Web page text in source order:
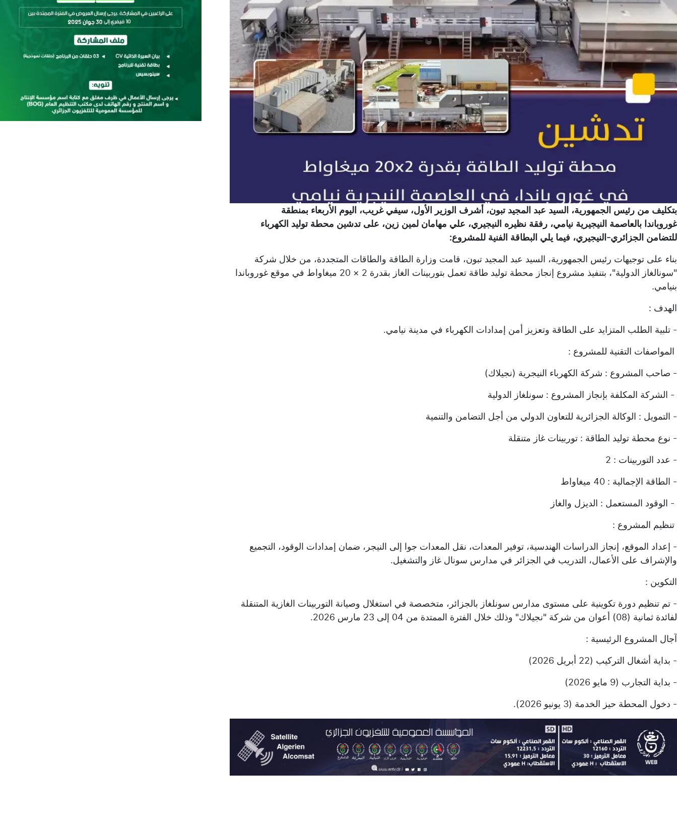
بتكليف من رئيس الجمهورية، السيد عبد المجيد تبون، أشرف الوزير الأول، سيفي غريب، اليوم الأربعاء بمنطقة
غوروباندا بالعاصمة النيجيرية نيامي، رفقة نظيره النيجيري، علي مهامان لمين زين، على تدشين محطة توليد الكهرباء
للتضامن الجزائري-النيجيري، فيما يلي البطاقة الفنية للمشروع:
بناء على توجيهات رئيس الجمهورية، السيد عبد المجيد تبون، قامت وزارة الطاقة والطاقات المتجددة، من خلال شركة
"سونالغاز الدولية"، بتنفيذ مشروع إنجاز محطة توليد طاقة تعمل بتوربينات الغاز بقدرة 2 × 20 ميغاواط في موقع غوروباندا
بنيامي.
الهدف :
- تلبية الطلب المتزايد على الطاقة وتعزيز أمن إمدادات الكهرباء في مدينة نيامي.
المواصفات التقنية للمشروع :
- صاحب المشروع : شركة الكهرباء النيجرية (نجيلاك)
- الشركة المكلفة بإنجاز المشروع : سونلغاز الدولية
- التمويل : الوكالة الجزائرية للتعاون الدولي من أجل التضامن والتنمية
- نوع محطة توليد الطاقة : توربينات غاز متنقلة
- عدد التوربينات : 2
- الطاقة الإجمالية : 40 ميغاواط
- الوقود المستعمل : الديزل والغاز
تنظيم المشروع :
- إعداد الموقع، إنجاز الدراسات الهندسية، توفير المعدات، نقل المعدات جوا إلى النيجر، ضمان إمدادات الوقود، التجميع
والإشراف على الأعمال، التدريب في الجزائر في مدارس سونال غاز والتشغيل.
التكوين :
- تم تنظيم دورة تكوينية على مستوى مدارس سونلغاز بالجزائر، متخصصة في استغلال وصيانة التوربينات الغازية المتنقلة
لفائدة ثمانية (08) أعوان من شركة "نجيلاك" وذلك خلال الفترة الممتدة من 04 إلى 23 مارس 2026.
آجال المشروع الرئيسية :
- بداية أشغال التركيب (22 أبريل 2026)
- بداية التجارب (9 مايو 2026)
- دخول المحطة حيز الخدمة (3 يونيو 2026).